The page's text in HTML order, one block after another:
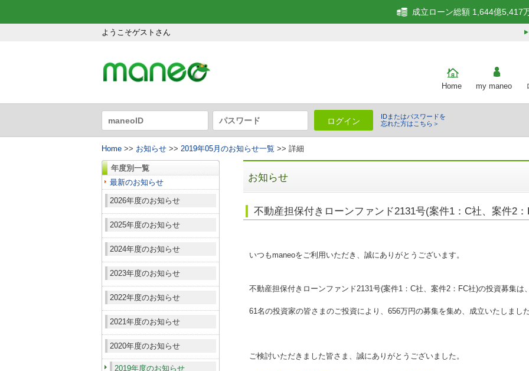
ようこそゲストさん
成立ローン総額 1,644億5,417
Home my maneo
ログイン
IDまたはパスワードを
忘れた方はこちら＞
Home >> お知らせ >> 2019年05月のお知らせ一覧 >> 詳細
年度別一覧
最新のお知らせ
2026年度のお知らせ
2025年度のお知らせ
2024年度のお知らせ
2023年度のお知らせ
2022年度のお知らせ
2021年度のお知らせ
2020年度のお知らせ
2019年度のお知らせ
お知らせ
不動産担保付きローンファンド2131号(案件1：C社、案件2
いつもmaneoをご利用いただき、誠にありがとうございます。
不動産担保付きローンファンド2131号(案件1：C社、案件2：FC社)の投資募集は
61名の投資家の皆さまのご投資により、656万円の募集を集め、成立いたしまし
ご検討いただきました皆さま、誠にありがとうございました。